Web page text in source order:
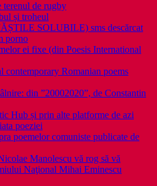
terenul de rugby
și troheul
SOLUBILE) sms descărcat
porno
ei fixe (din Poesis International
contemporary Romanian poems
din ”20002020”, de Constantin
Hub și prin alte platforme de azi
poeziei
poemelor comuniste publicate de
Manolescu vă rog să vă
Naţional Mihai Eminescu